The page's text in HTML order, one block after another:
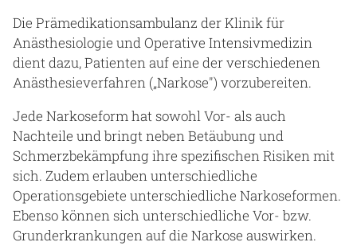
Die Prämedikationsambulanz der Klinik für
Anästhesiologie und Operative Intensivmedizin
dient dazu, Patienten auf eine der verschiedenen
Anästhesieverfahren („Narkose") vorzubereiten.
Jede Narkoseform hat sowohl Vor- als auch
Nachteile und bringt neben Betäubung und
Schmerzbekämpfung ihre spezifischen Risiken mit
sich. Zudem erlauben unterschiedliche
Operationsgebiete unterschiedliche Narkoseformen.
Ebenso können sich unterschiedliche Vor- bzw.
Grunderkrankungen auf die Narkose auswirken.